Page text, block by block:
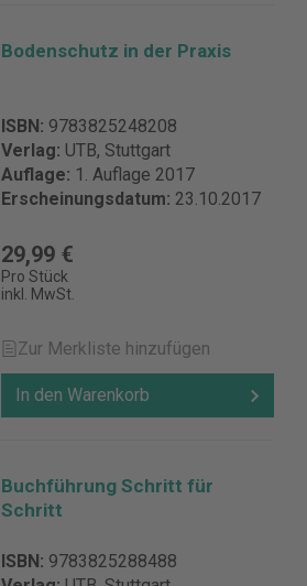
Bodenschutz in der Praxis
ISBN: 9783825248208
Verlag: UTB, Stuttgart
Auflage: 1. Auflage 2017
Erscheinungsdatum: 23.10.2017
29,99 €
Pro Stück
inkl. MwSt.
Zur Merkliste hinzufügen
In den Warenkorb
Buchführung Schritt für
Schritt
ISBN: 9783825288488